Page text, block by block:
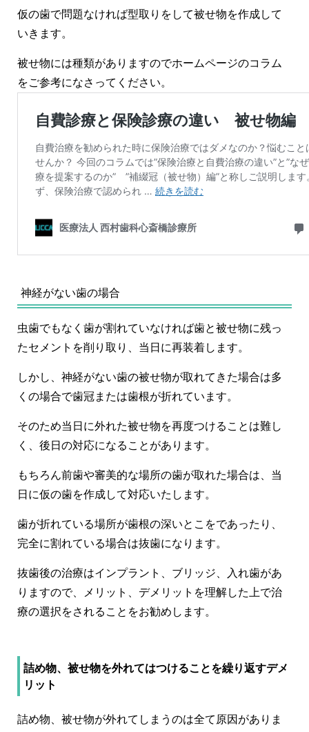
仮の歯で問題なければ型取りをして被せ物を作成して
いきます。
被せ物には種類がありますのでホームページのコラム
をご参考になさってください。
神経がない歯の場合
虫歯でもなく歯が割れていなければ歯と被せ物に残っ
たセメントを削り取り、当日に再装着します。
しかし、神経がない歯の被せ物が取れてきた場合は多
くの場合で歯冠または歯根が折れています。
そのため当日に外れた被せ物を再度つけることは難し
く、後日の対応になることがあります。
もちろん前歯や審美的な場所の歯が取れた場合は、当
日に仮の歯を作成して対応いたします。
歯が折れている場所が歯根の深いとこをであったり、
完全に割れている場合は抜歯になります。
抜歯後の治療はインプラント、ブリッジ、入れ歯があ
りますので、メリット、デメリットを理解した上で治
療の選択をされることをお勧めします。
詰め物、被せ物を外れてはつけることを繰り返すデメ
リット
詰め物、被せ物が外れてしまうのは全て原因がありま